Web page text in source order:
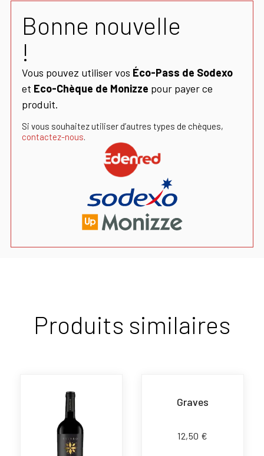
Bonne nouvelle
!
Vous pouvez utiliser vos Éco-Pass de Sodexo
et Eco-Chèque de Monizze pour payer ce
produit.
Si vous souhaitez utiliser d’autres types de chèques,
contactez-nous.
Produits similaires
Graves
12,50 €